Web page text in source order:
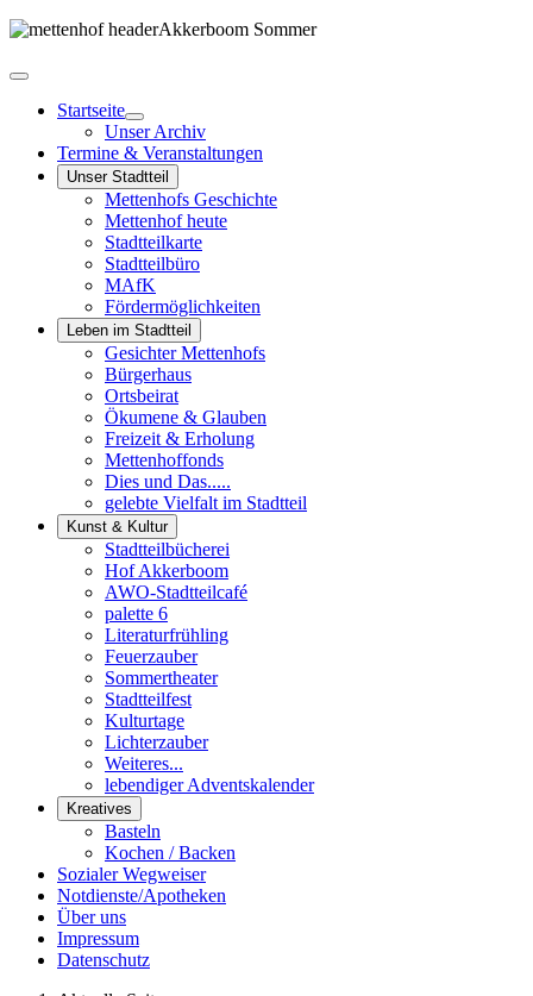
Startseite
Unser Archiv
Termine & Veranstaltungen
Unser Stadtteil
Mettenhofs Geschichte
Mettenhof heute
Stadtteilkarte
Stadtteilbüro
MAfK
Fördermöglichkeiten
Leben im Stadtteil
Gesichter Mettenhofs
Bürgerhaus
Ortsbeirat
Ökumene & Glauben
Freizeit & Erholung
Mettenhoffonds
Dies und Das.....
gelebte Vielfalt im Stadtteil
Kunst & Kultur
Stadtteilbücherei
Hof Akkerboom
AWO-Stadtteilcafé
palette 6
Literaturfrühling
Feuerzauber
Sommertheater
Stadtteilfest
Kulturtage
Lichterzauber
Weiteres...
lebendiger Adventskalender
Kreatives
Basteln
Kochen / Backen
Sozialer Wegweiser
Notdienste/Apotheken
Über uns
Impressum
Datenschutz